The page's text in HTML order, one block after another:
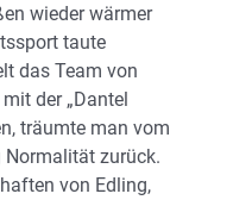
wieder wärmer
taute
das Team von
der „Dantel
träumte man vom
Normalität zurück.
von Edling,